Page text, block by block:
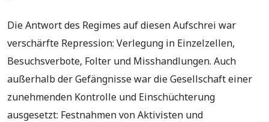
Die Antwort des Regimes auf diesen Aufschrei war
verschärfte Repression: Verlegung in Einzelzellen,
Besuchsverbote, Folter und Misshandlungen. Auch
außerhalb der Gefängnisse war die Gesellschaft einer
zunehmenden Kontrolle und Einschüchterung
ausgesetzt: Festnahmen von Aktivisten und